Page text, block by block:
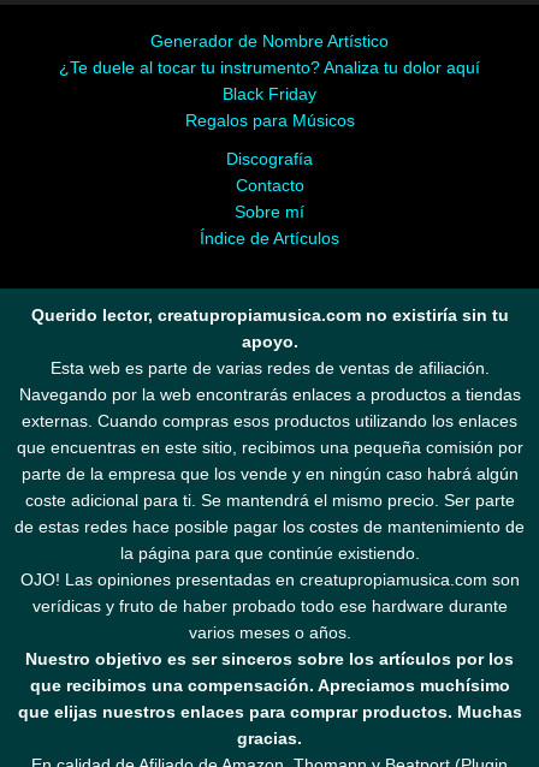
Generador de Nombre Artístico
¿Te duele al tocar tu instrumento? Analiza tu dolor aquí
Black Friday
Regalos para Músicos
Discografía
Contacto
Sobre mí
Índice de Artículos
Querido lector, creatupropiamusica.com no existiría sin tu
apoyo.
Esta web es parte de varias redes de ventas de afiliación.
Navegando por la web encontrarás enlaces a productos a tiendas
externas. Cuando compras esos productos utilizando los enlaces
que encuentras en este sitio, recibimos una pequeña comisión por
parte de la empresa que los vende y en ningún caso habrá algún
coste adicional para ti. Se mantendrá el mismo precio. Ser parte
de estas redes hace posible pagar los costes de mantenimiento de
la página para que continúe existiendo.
OJO! Las opiniones presentadas en creatupropiamusica.com son
verídicas y fruto de haber probado todo ese hardware durante
varios meses o años.
Nuestro objetivo es ser sinceros sobre los artículos por los
que recibimos una compensación. Apreciamos muchísimo
que elijas nuestros enlaces para comprar productos. Muchas
gracias.